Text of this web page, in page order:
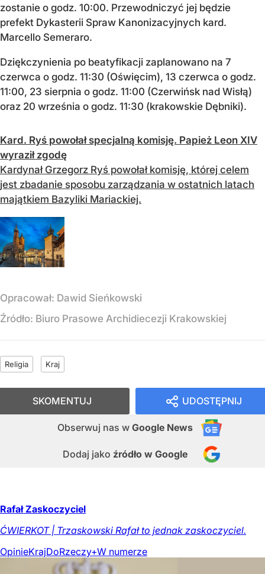
zostanie o godz. 10:00. Przewodniczyć jej będzie
prefekt Dykasterii Spraw Kanonizacyjnych kard.
Marcello Semeraro.
Dziękczynienia po beatyfikacji zaplanowano na 7
czerwca o godz. 11:30 (Oświęcim), 13 czerwca o godz.
11:00, 23 sierpnia o godz. 11:00 (Czerwińsk nad Wisłą)
oraz 20 września o godz. 11:30 (krakowskie Dębniki).
Kard. Ryś powołał specjalną komisję. Papież Leon XIV
wyraził zgodę
Kardynał Grzegorz Ryś powołał komisję, której celem
jest zbadanie sposobu zarządzania w ostatnich latach
majątkiem Bazyliki Mariackiej.
Opracował: Dawid Sieńkowski
Źródło: Biuro Prasowe Archidiecezji Krakowskiej
Religia Kraj
UDOSTĘPNIJ
Obserwuj nas w Google News
Dodaj jako źródło w Google
SKOMENTUJ
Rafał Zaskoczyciel
ĆWIERKOT | Trzaskowski Rafał to jednak zaskoczyciel.
OpinieKrajDoRzeczy+W numerze